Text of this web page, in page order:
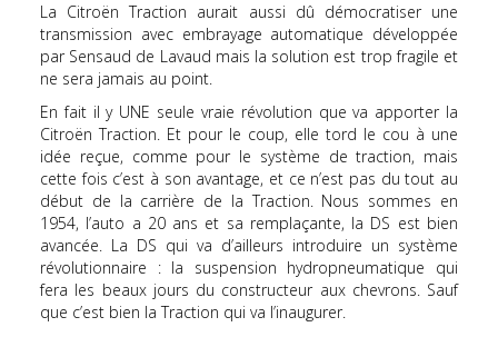
La Citroën Traction aurait aussi dû démocratiser une
transmission avec embrayage automatique développée
par Sensaud de Lavaud mais la solution est trop fragile et
ne sera jamais au point.
En fait il y UNE seule vraie révolution que va apporter la
Citroën Traction. Et pour le coup, elle tord le cou à une
idée reçue, comme pour le système de traction, mais
cette fois c’est à son avantage, et ce n’est pas du tout au
début de la carrière de la Traction. Nous sommes en
1954, l’auto a 20 ans et sa remplaçante, la DS est bien
avancée. La DS qui va d’ailleurs introduire un système
révolutionnaire : la suspension hydropneumatique qui
fera les beaux jours du constructeur aux chevrons. Sauf
que c’est bien la Traction qui va l’inaugurer.